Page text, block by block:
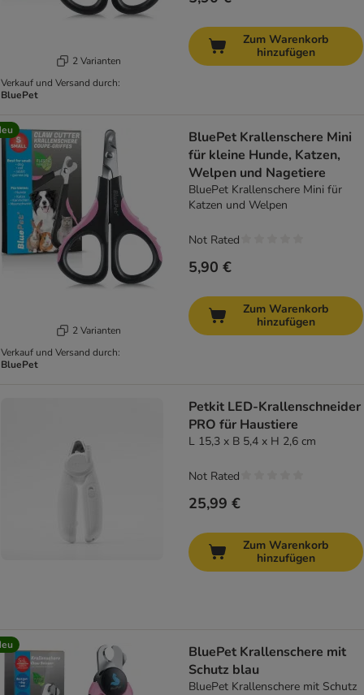
2 Varianten
Verkauf und Versand durch:
BluePet
Zum Warenkorb
hinzufügen
2 Varianten
Verkauf und Versand durch:
BluePet
BluePet Krallenschere Mini
für kleine Hunde, Katzen,
Welpen und Nagetiere
BluePet Krallenschere Mini für
Katzen und Welpen
5,90 €
Not Rated
Zum Warenkorb
hinzufügen
Petkit LED-Krallenschneider
PRO für Haustiere
L 15,3 x B 5,4 x H 2,6 cm
25,99 €
Not Rated
Zum Warenkorb
hinzufügen
BluePet Krallenschere mit
Schutz blau
BluePet Krallenschere mit Schutz